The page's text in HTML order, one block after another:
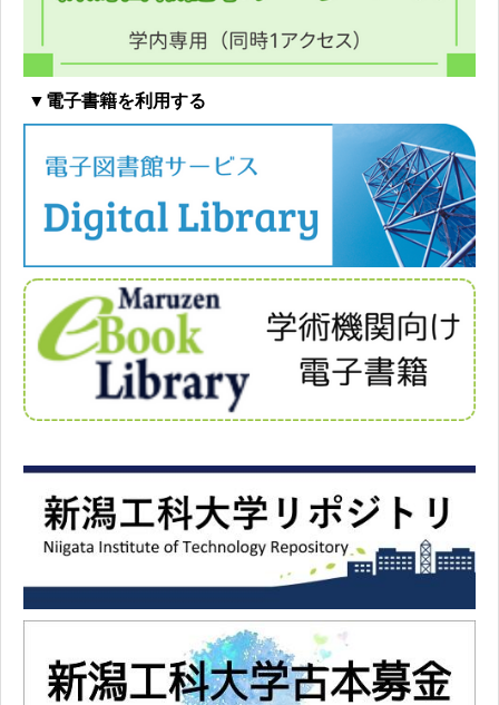
▼電子書籍を利用する